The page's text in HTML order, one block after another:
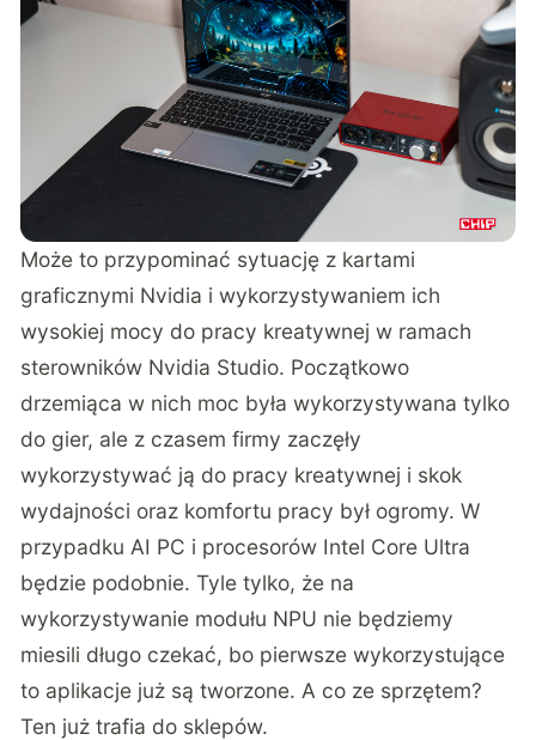
Może to przypominać sytuację z kartami
graficznymi Nvidia i wykorzystywaniem ich
wysokiej mocy do pracy kreatywnej w ramach
sterowników Nvidia Studio. Początkowo
drzemiąca w nich moc była wykorzystywana tylko
do gier, ale z czasem firmy zaczęły
wykorzystywać ją do pracy kreatywnej i skok
wydajności oraz komfortu pracy był ogromy. W
przypadku AI PC i procesorów Intel Core Ultra
będzie podobnie. Tyle tylko, że na
wykorzystywanie modułu NPU nie będziemy
miesili długo czekać, bo pierwsze wykorzystujące
to aplikacje już są tworzone. A co ze sprzętem?
Ten już trafia do sklepów.